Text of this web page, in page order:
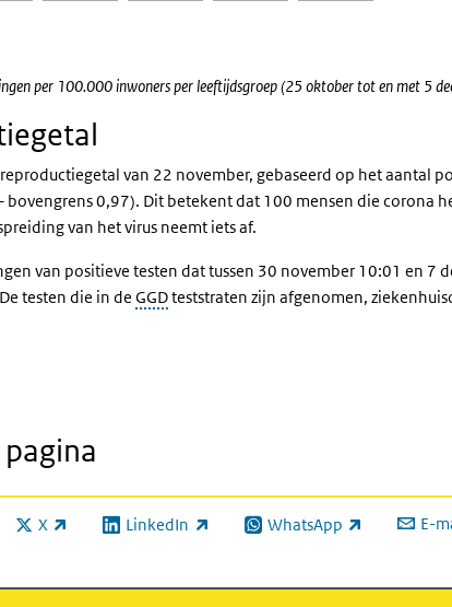
per 100.000 inwoners per leeftijdsgroep (25 oktober tot en met 5
van 22 november, gebaseerd op het aantal
bovengrens 0,97). Dit betekent dat 100 mensen die corona
van het virus neemt iets af.
van positieve testen dat tussen 30 november 10:01 en 7
testen die in de GGDteststraten zijn afgenomen,
X
(externe link) LinkedIn
(externe link) WhatsApp
(externe link) E-